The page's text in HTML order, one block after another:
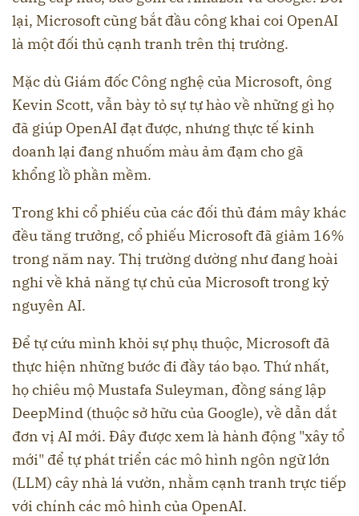
lại, Microsoft cũng bắt đầu công khai coi OpenAI
là một đối thủ cạnh tranh trên thị trường.
Mặc dù Giám đốc Công nghệ của Microsoft, ông
Kevin Scott, vẫn bày tỏ sự tự hào về những gì họ
đã giúp OpenAI đạt được, nhưng thực tế kinh
doanh lại đang nhuốm màu ảm đạm cho gã
khổng lồ phần mềm.
Trong khi cổ phiếu của các đối thủ đám mây khác
đều tăng trưởng, cổ phiếu Microsoft đã giảm 16%
trong năm nay. Thị trường dường như đang hoài
nghi về khả năng tự chủ của Microsoft trong kỷ
nguyên AI.
Để tự cứu mình khỏi sự phụ thuộc, Microsoft đã
thực hiện những bước đi đầy táo bạo. Thứ nhất,
họ chiêu mộ Mustafa Suleyman, đồng sáng lập
DeepMind (thuộc sở hữu của Google), về dẫn dắt
đơn vị AI mới. Đây được xem là hành động "xây tổ
mới" để tự phát triển các mô hình ngôn ngữ lớn
(LLM) cây nhà lá vườn, nhằm cạnh tranh trực tiếp
với chính các mô hình của OpenAI.